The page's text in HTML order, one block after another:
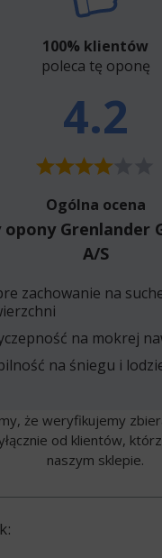
100% klientów
poleca tę oponę
4.2
Ogólna ocena
Grenlander
A/S
zachowanie na
na mokrej
na śniegu i
że weryfikujemy
od klientów,
naszym sklepie.